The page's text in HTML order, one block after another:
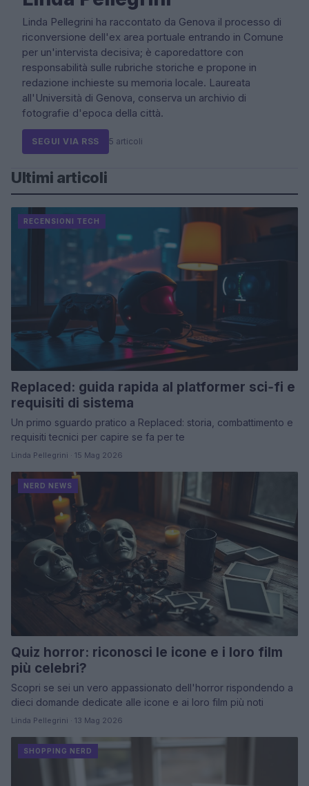
Linda Pellegrini ha raccontato da Genova il processo di
riconversione dell'ex area portuale entrando in Comune
per un'intervista decisiva; è caporedattore con
responsabilità sulle rubriche storiche e propone in
redazione inchieste su memoria locale. Laureata
all'Università di Genova, conserva un archivio di
fotografie d'epoca della città.
SEGUI VIA RSS 5 articoli
Ultimi articoli
RECENSIONI TECH
Replaced: guida rapida al platformer sci‑fi e
requisiti di sistema
Un primo sguardo pratico a Replaced: storia, combattimento e
requisiti tecnici per capire se fa per te
Linda Pellegrini · 15 Mag 2026
NERD NEWS
Quiz horror: riconosci le icone e i loro film
più celebri?
Scopri se sei un vero appassionato dell'horror rispondendo a
dieci domande dedicate alle icone e ai loro film più noti
Linda Pellegrini · 13 Mag 2026
SHOPPING NERD